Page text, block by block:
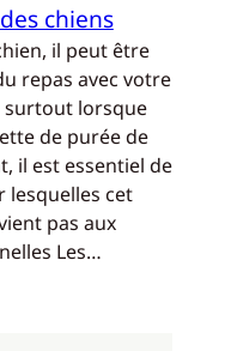
chiens
il peut être
repas avec votre
surtout lorsque
de purée de
il est essentiel de
lesquelles cet
pas aux
Les…